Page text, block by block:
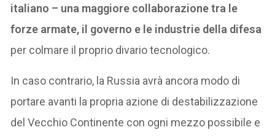
italiano – una maggiore collaborazione tra le
forze armate, il governo e le industrie della difesa
per colmare il proprio divario tecnologico.
In caso contrario, la Russia avrà ancora modo di
portare avanti la propria azione di destabilizzazione
del Vecchio Continente con ogni mezzo possibile e